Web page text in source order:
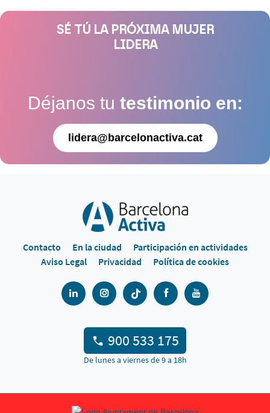
SÉ TÚ LA PRÓXIMA MUJER
LIDERA
Déjanos tu testimonio en:
lidera@barcelonactiva.cat
Contacto En la ciudad
Participación en actividades
Aviso Legal
Privacidad Política de cookies
900 533 175
De lunes a viernes de 9 a 18h